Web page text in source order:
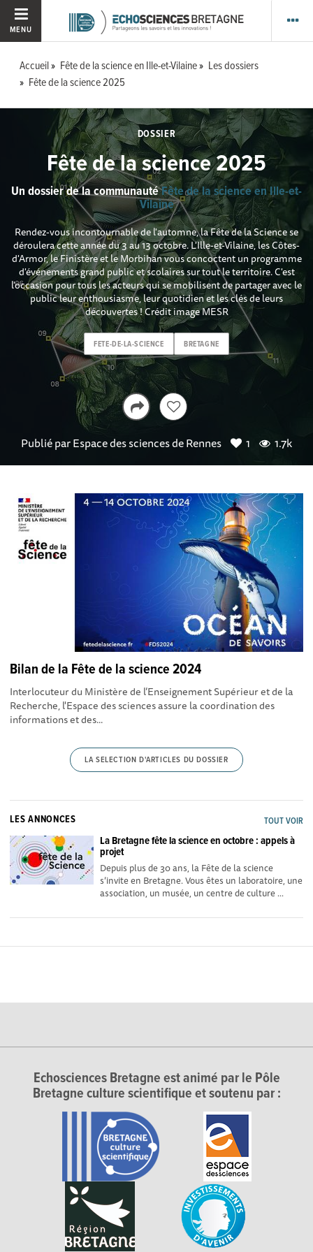
MENU
Accueil Fête de la science en Ille-et-Vilaine
Les dossiers
Fête de la science 2025
DOSSIER
Fête de la science 2025
Un dossier de la communautéFête de la science en Ille-et-
Vilaine
Rendez-vous incontournable de l'automne, la Fête de la Science se
déroulera cette année du 3 au 13 octobre. L'Ille-et-Vilaine, les Côtes-
d'Armor, le Finistère et le Morbihan vous concoctent un programme
d'événements grand public et scolaires sur tout le territoire. C'est
l'occasion pour tous les acteurs qui se mobilisent de partager avec le
public leur enthousiasme, leur quotidien et les clés de leurs
découvertes ! Crédit image MESR
FETE-DE-LA-SCIENCE BRETAGNE
Publié parEspace des sciences de Rennes 1 1.7k
Bilan de la Fête de la science 2024
Interlocuteur du Ministère de l’Enseignement Supérieur et de la
Recherche, l'Espace des sciences assure la coordination des
informations et des...
LA SELECTION D'ARTICLES DU DOSSIER
TOUT VOIR
LES ANNONCES
La Bretagne fête la science en octobre : appels à
projet
Depuis plus de 30 ans, la Fête de la science
s’invite en Bretagne. Vous êtes un laboratoire, une
association, un musée, un centre de culture ...
Echosciences Bretagne est animé par le Pôle
Bretagne culture scientifique et soutenu par :